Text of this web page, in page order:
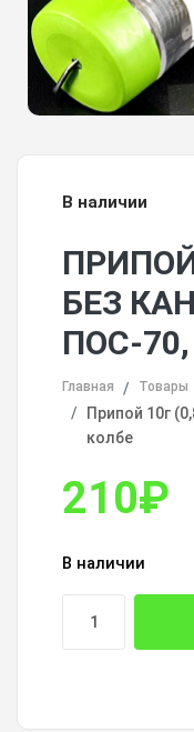
В наличии
БЕЗ
ПОС-
Главная Товары
Припой 10г
колбе
210₽
В наличии